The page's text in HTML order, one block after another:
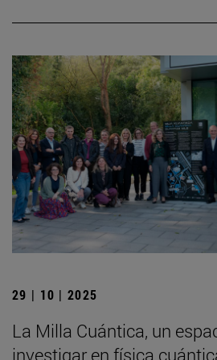
29 | 10 | 2025
La Milla Cuántica, un
investigar en física